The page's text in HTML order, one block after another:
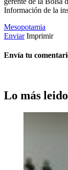
Información de la
Mesopotamia
Enviar Imprimir
Envía tu
Lo más leido